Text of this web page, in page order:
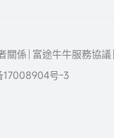
關係 富途牛牛服務協議
17008904号-3